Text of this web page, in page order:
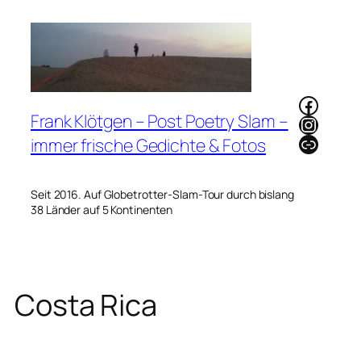
Frank Klötgen – Post Poetry Slam –
immer frische Gedichte & Fotos
Seit 2016. Auf Globetrotter-Slam-Tour durch bislang
38 Länder auf 5 Kontinenten
Link
Costa Rica